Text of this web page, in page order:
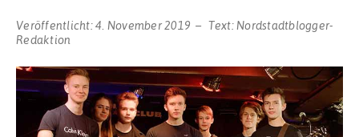
Veröffentlicht:4. November 2019 Text: Nordstadtblogger-
Redaktion